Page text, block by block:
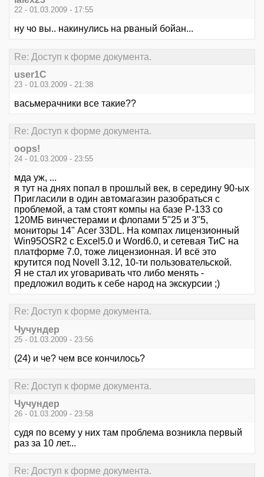
22 - 01.03.2009 - 17:55
ну чо вы.. накинулись на рваный бойан...
Re: Доступ к форме документа.
user1C
23 - 01.03.2009 - 21:38
васьмерачники все такие??
Re: Доступ к форме документа.
oops!
24 - 01.03.2009 - 23:55
мда уж, ...
я тут на днях попал в прошлый век, в середину 90-ых
Пригласили в один автомагазин разобраться с
проблемой, а там стоят компы на базе P-133 co
120МБ винчестерами и флопами 5"25 и 3"5,
мониторы 14" Acer 33DL. На компах лицензионный
Win95OSR2 c Excel5.0 и Word6.0, и сетевая ТиС на
платформе 7.0, тоже лицензионная. И всё это
крутится под Novell 3.12, 10-ти пользовательской.
Я не стал их уговаривать что либо менять -
предложил водить к себе народ на экскурсии ;)
Re: Доступ к форме документа.
Чучундер
25 - 01.03.2009 - 23:56
(24) и че? чем все кончилось?
Re: Доступ к форме документа.
Чучундер
26 - 01.03.2009 - 23:58
судя по всему у них там проблема возникла первый
раз за 10 лет...
Re: Доступ к форме документа.